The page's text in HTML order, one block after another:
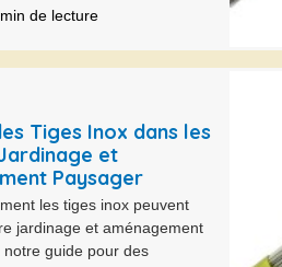
de lecture
Tiges Inox dans les
et
Paysager
les tiges inox peuvent
jardinage et aménagement
notre guide pour des